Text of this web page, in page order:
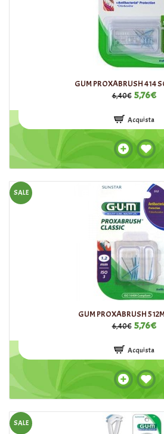
GUM PROXABRUSH 414
6,40€ 5,76€
Acquista
SALE
GUM PROXABRUSH
6,40€ 5,76€
Acquista
SALE